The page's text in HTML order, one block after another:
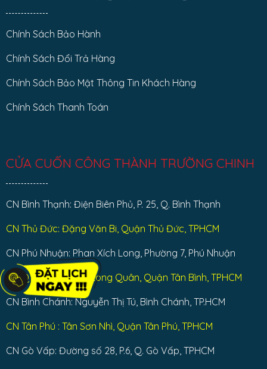
Chính Sách Bảo Hành
Chính Sách Đổi Trả Hàng
Chính Sách Bảo Mật Thông Tin Khách Hàng
Chính Sách Thanh Toán
CỬA CUỐN CÔNG THÀNH TRƯỜNG CHINH
CN Bình Thạnh: Điện Biên Phủ, P. 25, Q. Bình Thạnh
CN Thủ Đức: Đặng Văn Bi, Quận Thủ Đức, TPHCM
CN Phú Nhuận: Phan Xích Long, Phường 7, Phú Nhuận
CN Q Tân Bình: Lạc Long Quân, Quận Tân Bình, TPHCM
CN Bình Chánh: Nguyễn Thị Tú, Bình Chánh, TP.HCM
CN Tân Phú : Tân Sơn Nhì, Quận Tân Phú, TPHCM
CN Gò Vấp: Đường số 28, P.6, Q. Gò Vấp, TPHCM